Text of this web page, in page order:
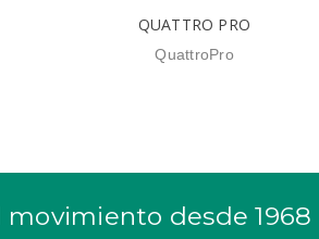
QUATTRO PRO
QuattroPro
movimiento desde 1968